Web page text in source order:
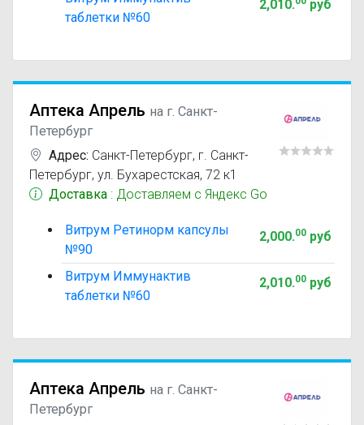
таблетки №60
2,010. руб
Аптека Апрель на г. Санкт-
Петербург
Адрес: Санкт-Петербург, г. Санкт-
Петербург, ул. Бухарестская, 72 к1
Доставка : Доставляем с Яндекс Go
Витрум Ретинорм капсулы
№90
2,000.00руб
Витрум Иммунактив
таблетки №60
2,010.00руб
Аптека Апрель на г. Санкт-
Петербург